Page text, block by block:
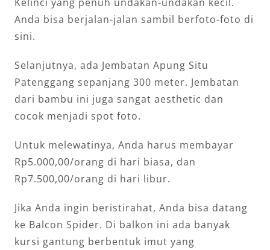
Anda bisa berjalan-jalan sambil berfoto-foto di
sini.
Selanjutnya, ada Jembatan Apung Situ
Patenggang sepanjang 300 meter. Jembatan
dari bambu ini juga sangat aesthetic dan
cocok menjadi spot foto.
Untuk melewatinya, Anda harus membayar
Rp5.000,00/orang di hari biasa, dan
Rp7.500,00/orang di hari libur.
Jika Anda ingin beristirahat, Anda bisa datang
ke Balcon Spider. Di balkon ini ada banyak
kursi gantung berbentuk imut yang